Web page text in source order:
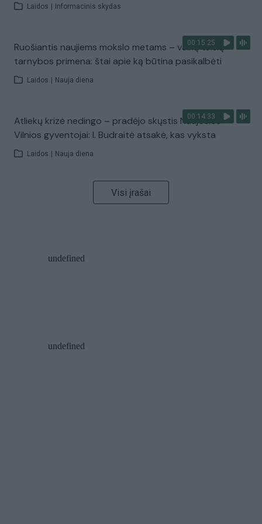
Laidos Informacinis skydas
00:15:25
Ruošiantis naujiems mokslo metams – vaikų teisių
tarnybos primena: štai apie ką būtina pasikalbėti
Laidos Nauja diena
00:14:33
Atliekų krizė nedingo – pradėjo skųstis Naujosios
Vilnios gyventojai: I. Budraitė atsakė, kas vyksta
Laidos Nauja diena
Visi įrašai